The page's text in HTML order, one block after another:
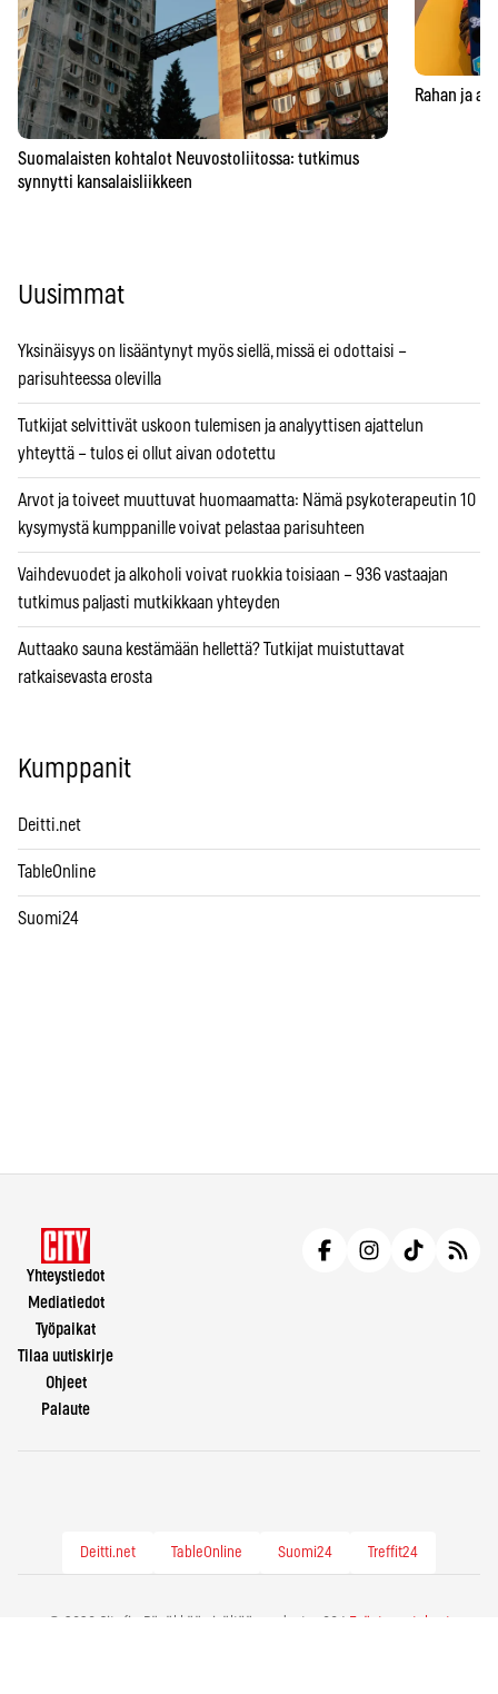
Suomalaisten kohtalot Neuvostoliitossa: tutkimus
synnytti kansalaisliikkeen
Rahan ja
Uusimmat
Yksinäisyys on lisääntynyt myös siellä, missä ei odottaisi –
parisuhteessa olevilla
Tutkijat selvittivät uskoon tulemisen ja analyyttisen ajattelun
yhteyttä – tulos ei ollut aivan odotettu
Arvot ja toiveet muuttuvat huomaamatta: Nämä psykoterapeutin 10
kysymystä kumppanille voivat pelastaa parisuhteen
Vaihdevuodet ja alkoholi voivat ruokkia toisiaan – 936 vastaajan
tutkimus paljasti mutkikkaan yhteyden
Auttaako sauna kestämään hellettä? Tutkijat muistuttavat
ratkaisevasta erosta
Kumppanit
Deitti.net
TableOnline
Suomi24
Yhteystiedot
Mediatiedot
Työpaikat
Tilaa uutiskirje
Ohjeet
Palaute
Deitti.net TableOnline Suomi24 Treffit24